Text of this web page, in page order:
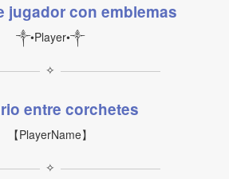
jugador con emblemas
༒•Player•༒
✧
entre corchetes
【PlayerName】
✧